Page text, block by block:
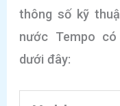
thông số kỹ
nước Tempo
dưới đây: